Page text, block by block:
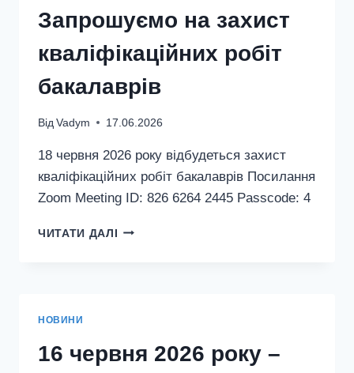
ПІДЗЕМНА
ІНФРАСТРУКТУРА
–
2026
Запрошуємо на захист
кваліфікаційних робіт
бакалаврів
Від Vadym 17.06.2026
18 червня 2026 року відбудеться захист
кваліфікаційних робіт бакалаврів Посилання
Zoom Meeting ID: 826 6264 2445 Passcode: 4
ЧИТАТИ ДАЛІ ЗАПРОШУЄМО
НОВИНИ
16 червня 2026 року –